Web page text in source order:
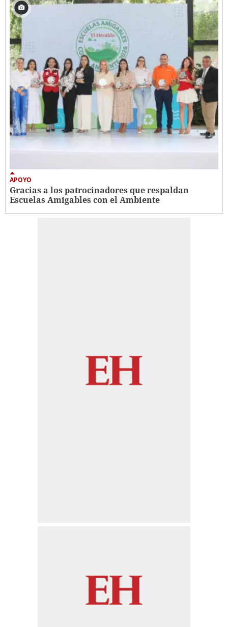
APOYO
Gracias a los patrocinadores que respaldan
Escuelas Amigables con el Ambiente